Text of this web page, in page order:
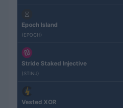
Epoch Island
(EPOCH)
Stride Staked Injective
(STINJ)
Vested XOR